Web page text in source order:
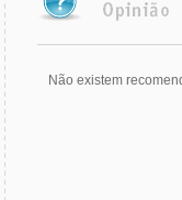
Não existem